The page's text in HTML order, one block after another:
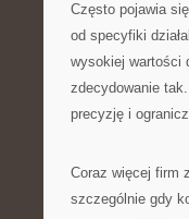
Często pojawia
od specyfiki
wysokiej wartości
zdecydowanie
precyzję i
Coraz więcej firm
szczególnie gdy